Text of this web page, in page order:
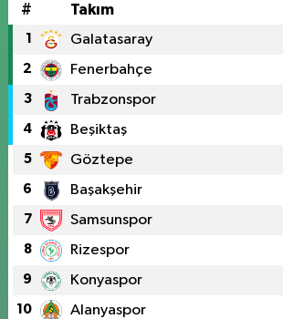
# Takım
1 Galatasaray
2 Fenerbahçe
3 Trabzonspor
4 Beşiktaş
5 Göztepe
6 Başakşehir
7 Samsunspor
8 Rizespor
9 Konyaspor
10 Alanyaspor